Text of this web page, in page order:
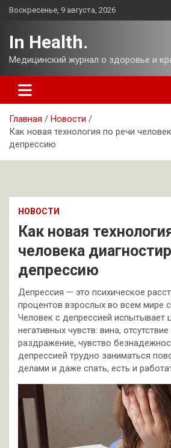
Перейти
Воскресенье, 9 августа, 2026
In Health.
Медицинский журнал о здоровье и
Главная
Новости
Как новая технология по речи
депрессию
НОВОСТИ
Как новая
человека
депрессию
Депрессия — это психическое
процентов взрослых во всем мире
Человек с депрессией испытывает
негативных чувств: вина,
раздражение, чувство
депрессией трудно заниматься
делами и даже спать, есть и